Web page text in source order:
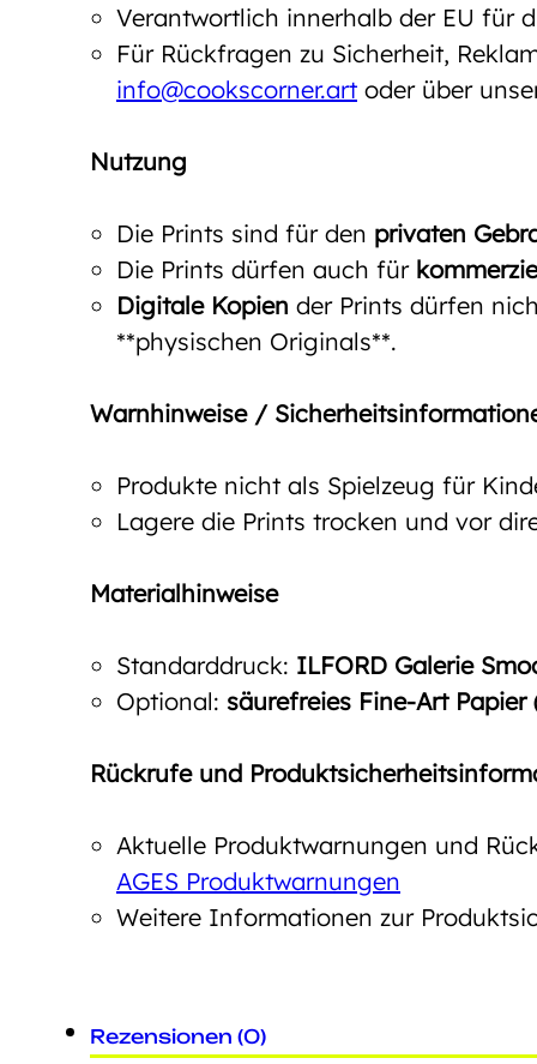
Verantwortlich innerhalb der EU für
Für Rückfragen zu Sicherheit,
info@cookscorner.art oder über
Nutzung
Die Prints sind für den privaten
Die Prints dürfen auch für
Digitale Kopien der Prints dürfen
**physischen Originals**.
Warnhinweise /
Produkte nicht als Spielzeug für
Lagere die Prints trocken und vor
Materialhinweise
Standarddruck: ILFORD Galerie
Optional: säurefreies Fine-Art
Rückrufe und
Aktuelle Produktwarnungen und
AGES Produktwarnungen
Weitere Informationen zur
Rezensionen (0)